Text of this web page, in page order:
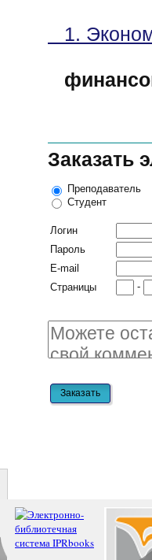
1.
Заказать
Преподаватель
Студент
Логин
Пароль
E-mail
Страницы
-